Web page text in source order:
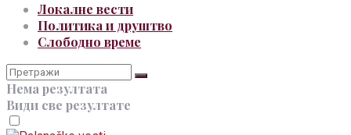
Локалне вести
Политика и друштво
Слободно време
Нема резултата
Види све резултате